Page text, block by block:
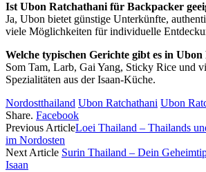
Ist Ubon Ratchathani für Backpacker
Ja, Ubon bietet günstige Unterkünfte,
viele Möglichkeiten für individuelle
Welche typischen Gerichte gibt es in
Som Tam, Larb, Gai Yang, Sticky Rice und
Spezialitäten aus der Isaan-Küche.
Nordostthailand Ubon Ratchathani Ubon
Share. Facebook
Previous ArticleLoei Thailand – Thailands
im Nordosten
Next Article Surin Thailand – Dein
Isaan